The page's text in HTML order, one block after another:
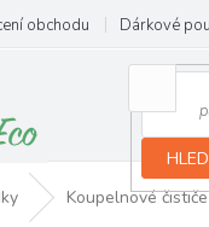
obchodu Dárkové
Koupelnové čističe